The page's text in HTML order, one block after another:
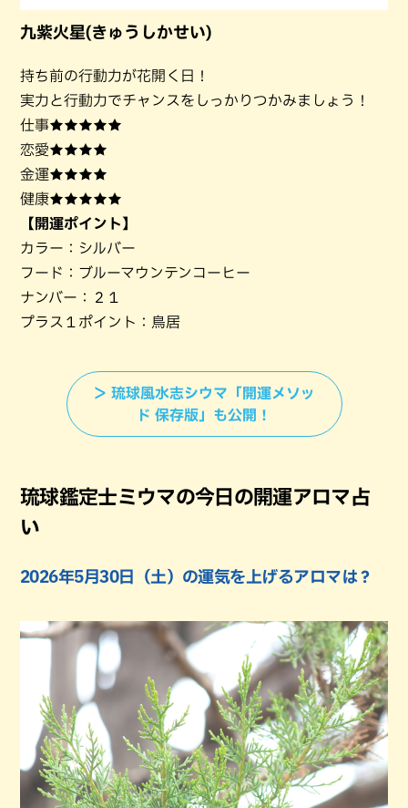
九紫火星(きゅうしかせい)
持ち前の行動力が花開く日！
実力と行動力でチャンスをしっかりつかみましょう！
仕事★★★★★
恋愛★★★★
金運★★★★
健康★★★★★
【開運ポイント】
カラー：シルバー
フード：ブルーマウンテンコーヒー
ナンバー：２１
プラス１ポイント：鳥居
＞ 琉球風水志シウマ「開運メソッ
ド 保存版」も公開！
琉球鑑定士ミウマの今日の開運アロマ占
い
2026年5月30日（土）の運気を上げるアロマは？